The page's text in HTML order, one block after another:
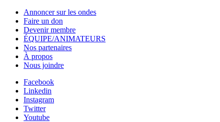
Annoncer sur les ondes
Faire un don
Devenir membre
ÉQUIPE/ANIMATEURS
Nos partenaires
À propos
Nous joindre
Facebook
Linkedin
Instagram
Twitter
Youtube